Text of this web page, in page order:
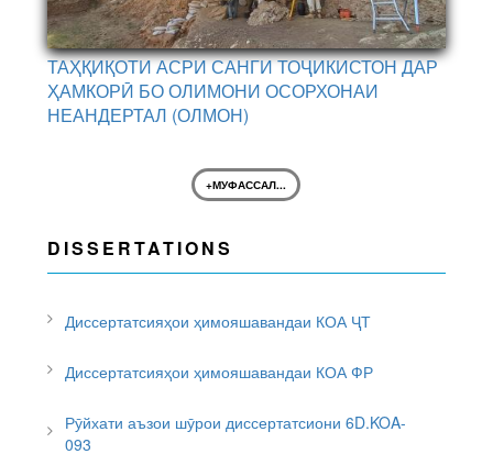
ТАҲҚИҚОТИ АСРИ САНГИ ТОҶИКИСТОН ДАР
ҲАМКОРӢ БО ОЛИМОНИ ОСОРХОНАИ
НЕАНДЕРТАЛ (ОЛМОН)
+МУФАССАЛ...
DISSERTATIONS
Диссертатсияҳои ҳимояшавандаи КОА ҶТ
Диссертатсияҳои ҳимояшавандаи КОА ФР
Рӯйхати аъзои шӯрои диссертатсиони 6D.KOA-
093